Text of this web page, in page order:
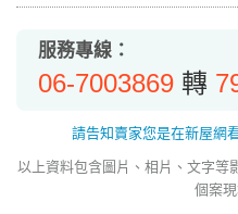
服務專線：
06-7003869 轉
請告知賣家您是在新屋網
以上資料包含圖片、相片、文字等
個案現